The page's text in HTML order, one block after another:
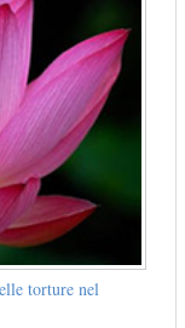
torture nel